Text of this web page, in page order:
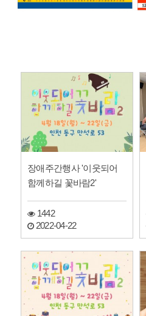
장애주간행사 '이웃되어
함께하길 꽃바람2'
1442
2022-04-22